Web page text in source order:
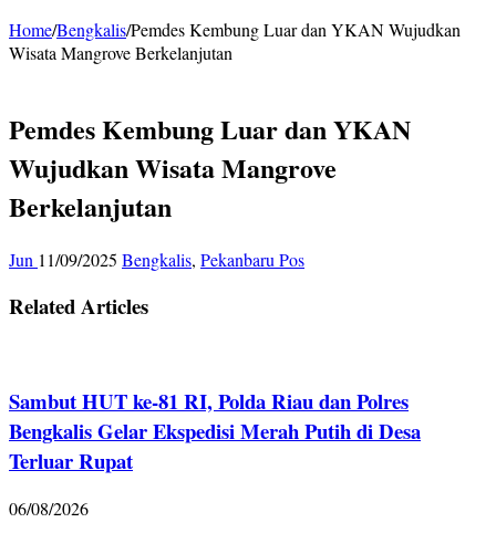
Home/Bengkalis/Pemdes Kembung Luar dan YKAN Wujudkan
Wisata Mangrove Berkelanjutan
Pemdes Kembung Luar dan YKAN
Wujudkan Wisata Mangrove
Berkelanjutan
Jun 11/09/2025 Bengkalis, Pekanbaru Pos
Related Articles
Sambut HUT ke-81 RI, Polda Riau dan Polres
Bengkalis Gelar Ekspedisi Merah Putih di Desa
Terluar Rupat
06/08/2026